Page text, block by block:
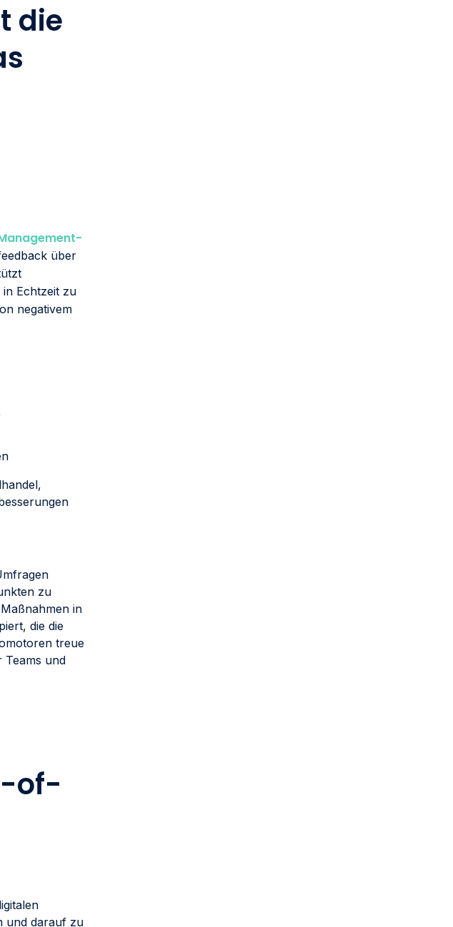
die
über
Echtzeit zu
negativem
zu
in
die die
treue
Teams und
of-
und darauf zu